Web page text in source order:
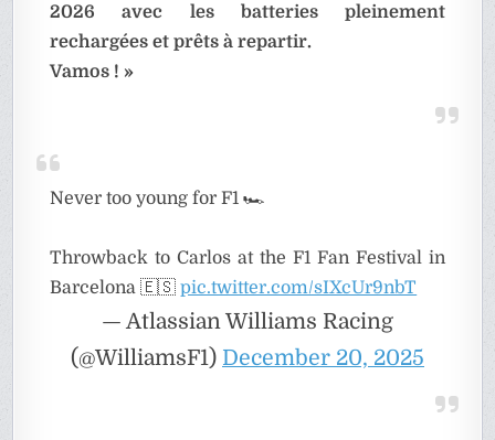
2026 avec les batteries pleinement
rechargées et prêts à repartir.
Vamos ! »
Never too young for F1 🏎️
Throwback to Carlos at the F1 Fan Festival in
Barcelona 🇪🇸pic.twitter.com/sIXcUr9nbT
— Atlassian Williams Racing
(@WilliamsF1) December 20, 2025